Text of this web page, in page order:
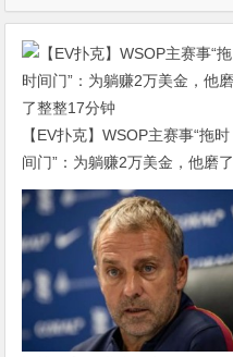
【EV扑克】WSOP主赛事“拖时
间门”：为躺赚2万美金，他磨了
整整17分钟